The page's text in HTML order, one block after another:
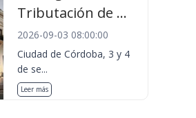
Tributación de ...
2026-09-03 08:00:00
Ciudad de Córdoba, 3 y 4
de se...
Leer más